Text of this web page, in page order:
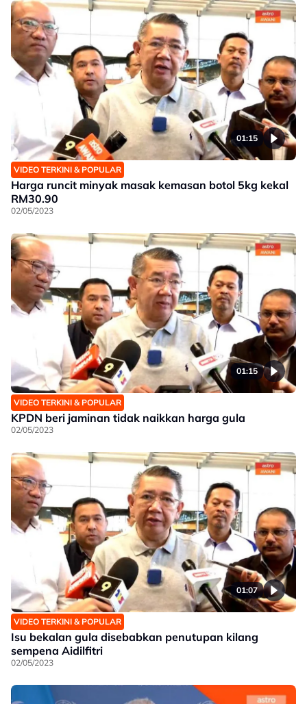
01:15
VIDEO TERKINI & POPULAR
Harga runcit minyak masak kemasan botol 5kg kekal
RM30.90
02/05/2023
01:15
VIDEO TERKINI & POPULAR
KPDN beri jaminan tidak naikkan harga gula
02/05/2023
01:07
VIDEO TERKINI & POPULAR
Isu bekalan gula disebabkan penutupan kilang
sempena Aidilfitri
02/05/2023